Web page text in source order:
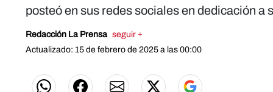
posteó en sus redes sociales en dedicación
Redacción La Prensa seguir +
Actualizado: 15 de febrero de 2025 a las 00:00